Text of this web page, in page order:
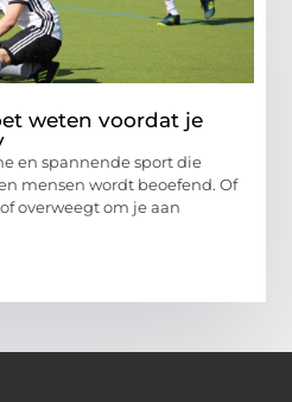
weten voordat je
en spannende sport die
mensen wordt beoefend. Of
overweegt om je aan